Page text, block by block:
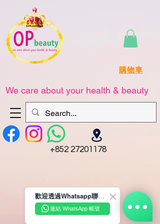
+852 27201178
購物車
We care about your health & beauty
歡迎透過Whatsapp聯絡我們☺️~
連結 WhatsApp 帳號